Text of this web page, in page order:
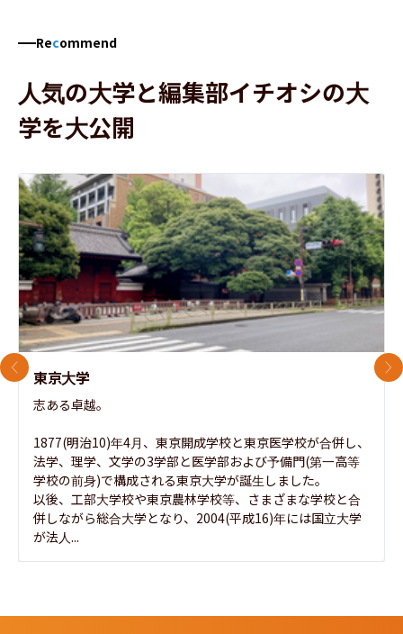
Recommend
人気の大学と編集部イチオシの大
学を大公開
東京大学
志ある卓越。
1877(明治10)年4月、東京開成学校と東京医学校が合併し、
法学、理学、文学の3学部と医学部および予備門(第一高等
学校の前身)で構成される東京大学が誕生しました。
以後、工部大学校や東京農林学校等、さまざまな学校と合
併しながら総合大学となり、2004(平成16)年には国立大学
が法人...
前のスライド 次